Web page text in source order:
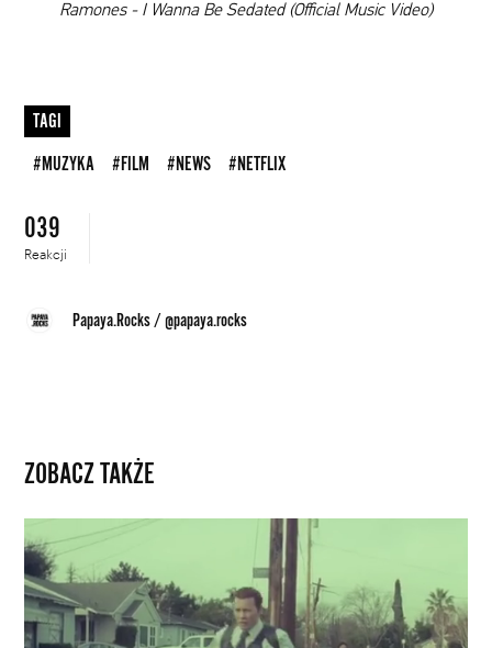
00:00
Ramones - I Wanna Be Sedated (Official Music Video)
TAGI
#MUZYKA #FILM #NEWS #NETFLIX
039
Reakcji
Papaya.Rocks/@papaya.rocks
ZOBACZ TAKŻE
Depp
i
Forest
Whitaker